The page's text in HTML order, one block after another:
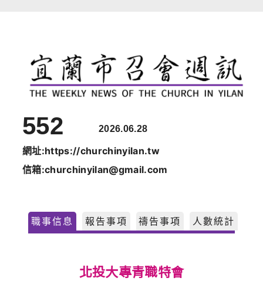
552 2026.06.28
網址:https://churchinyilan.tw
信箱:churchinyilan@gmail.com
職事信息 報告事項 禱告事項 人數統計
北投大專青職特會